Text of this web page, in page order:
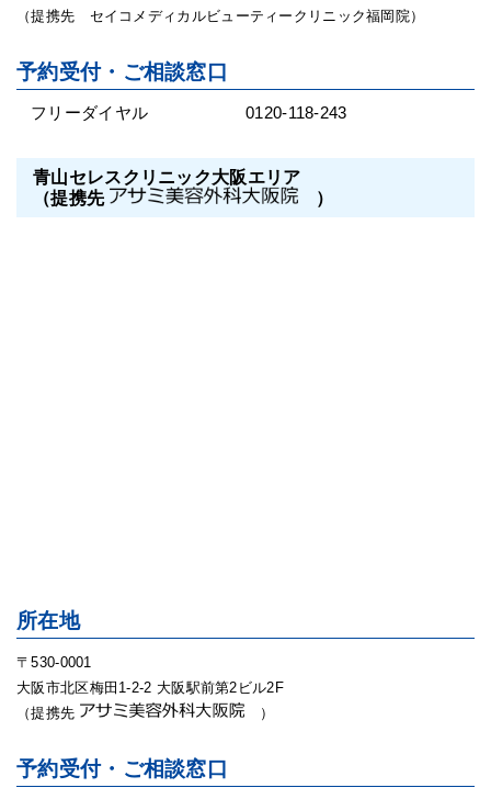
（提携先 セイコメディカルビューティークリニック福岡院）
予約受付・ご相談窓口
フリーダイヤル 0120-118-243
青山セレスクリニック大阪エリア
（提携先
）
所在地
〒530-0001
大阪市北区梅田1-2-2 大阪駅前第2ビル2F
（提携先
）
予約受付・ご相談窓口